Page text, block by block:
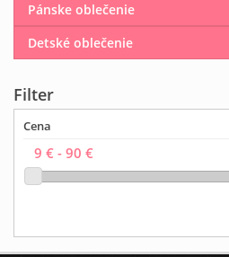
Pánske oblečenie
Detské oblečenie
Filter
Cena